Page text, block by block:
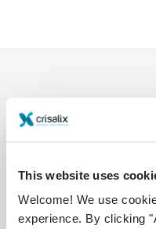
This website uses
Welcome! We use
experience. By clicking
公司
关于我们